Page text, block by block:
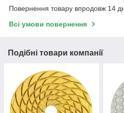
Повернення товару впродовж 14
Всі умови повернення
Подібні товари компанії